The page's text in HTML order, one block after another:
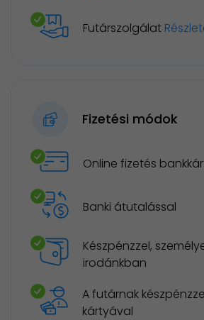
Futárszolgálat
Fizetési módok
Online fizetés
Banki átutalással
Készpénzzel,
irodánkban
A futárnak
kártyával